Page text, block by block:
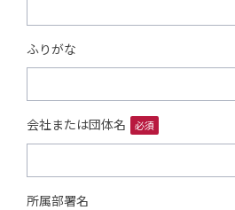
ふりがな
会社または団体名 必須
所属部署名